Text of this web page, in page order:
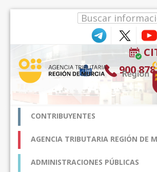
900
CONTRIBUYENTES
AGENCIA TRIBUTARIA REGIÓN DE
ADMINISTRACIONES PÚBLICAS